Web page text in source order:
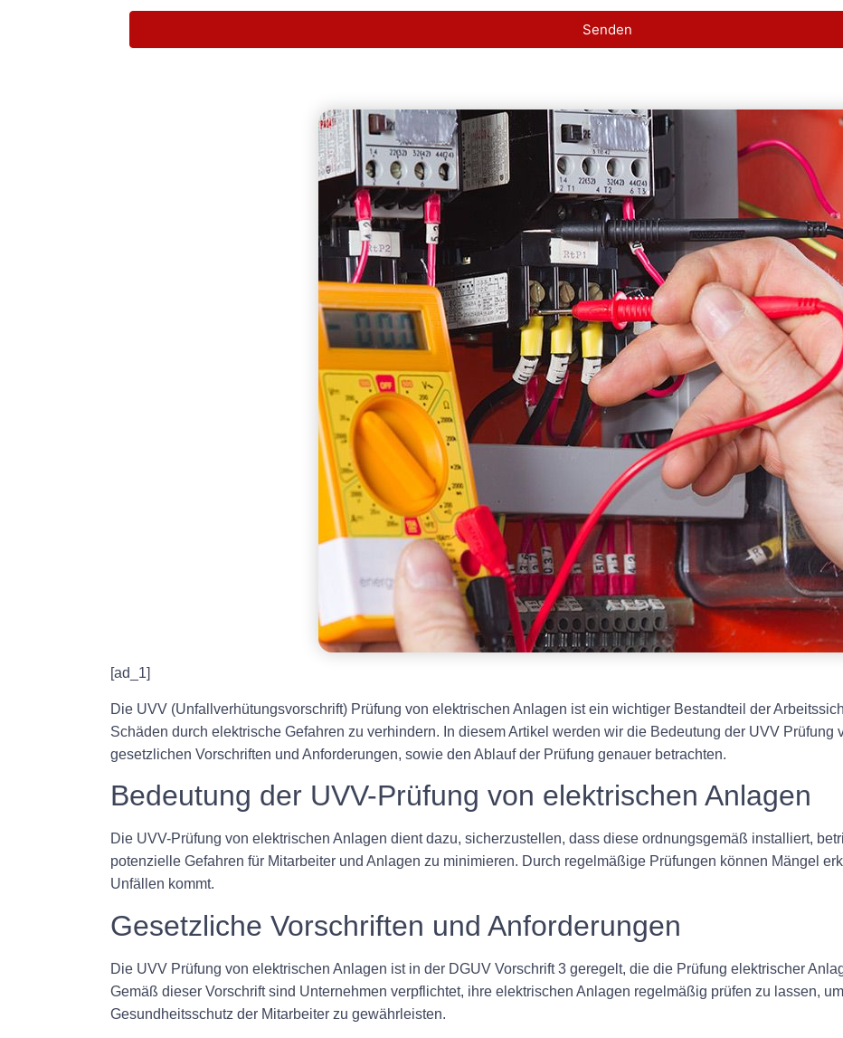
Senden
[ad_1]
Die UVV (Unfallverhütungsvorschrift) Prüfung von elektrischen Anlagen ist ein wichtiger Bestandteil der
Schäden durch elektrische Gefahren zu verhindern. In diesem Artikel werden wir die Bedeutung der UVV Prüfung
gesetzlichen Vorschriften und Anforderungen, sowie den Ablauf der Prüfung genauer betrachten.
Bedeutung der UVV-Prüfung von elektrischen Anlagen
Die UVV-Prüfung von elektrischen Anlagen dient dazu, sicherzustellen, dass diese ordnungsgemäß installiert,
potenzielle Gefahren für Mitarbeiter und Anlagen zu minimieren. Durch regelmäßige Prüfungen können Mängel
Unfällen kommt.
Gesetzliche Vorschriften und Anforderungen
Die UVV Prüfung von elektrischen Anlagen ist in der DGUV Vorschrift 3 geregelt, die die Prüfung elektrischer
Gemäß dieser Vorschrift sind Unternehmen verpflichtet, ihre elektrischen Anlagen regelmäßig prüfen zu lassen,
Gesundheitsschutz der Mitarbeiter zu gewährleisten.